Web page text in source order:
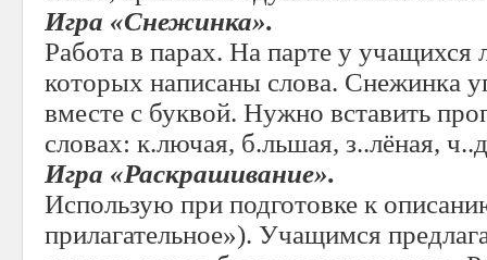
Игра «Снежинка».
Работа в парах. На парте у учащихся
которых написаны слова. Снежинка
вместе с буквой. Нужно вставить
словах: к.лючая, б.льшая, з..лёная,
Игра «Раскрашивание».
Использую при подготовке к
прилагательное»). Учащимся